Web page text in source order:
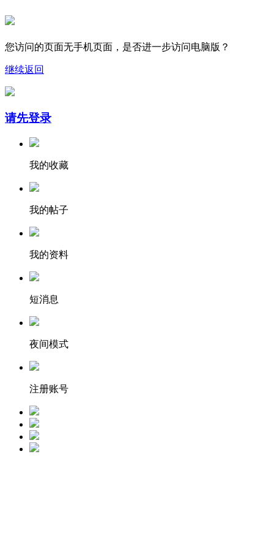
您访问的页面无手机页面，是否进一步访问电脑版？
继续返回
请先登录
我的收藏
我的帖子
我的资料
短消息
夜间模式
注册账号